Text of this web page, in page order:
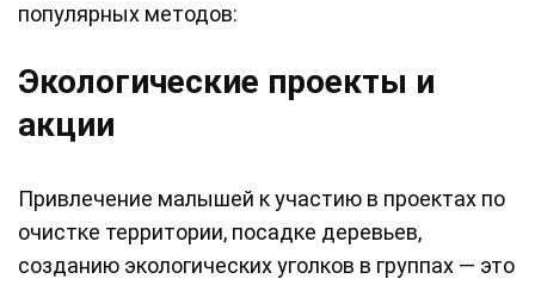
популярных методов:
Экологические проекты и
акции
Привлечение малышей к участию в проектах по
очистке территории, посадке деревьев,
созданию экологических уголков в группах — это